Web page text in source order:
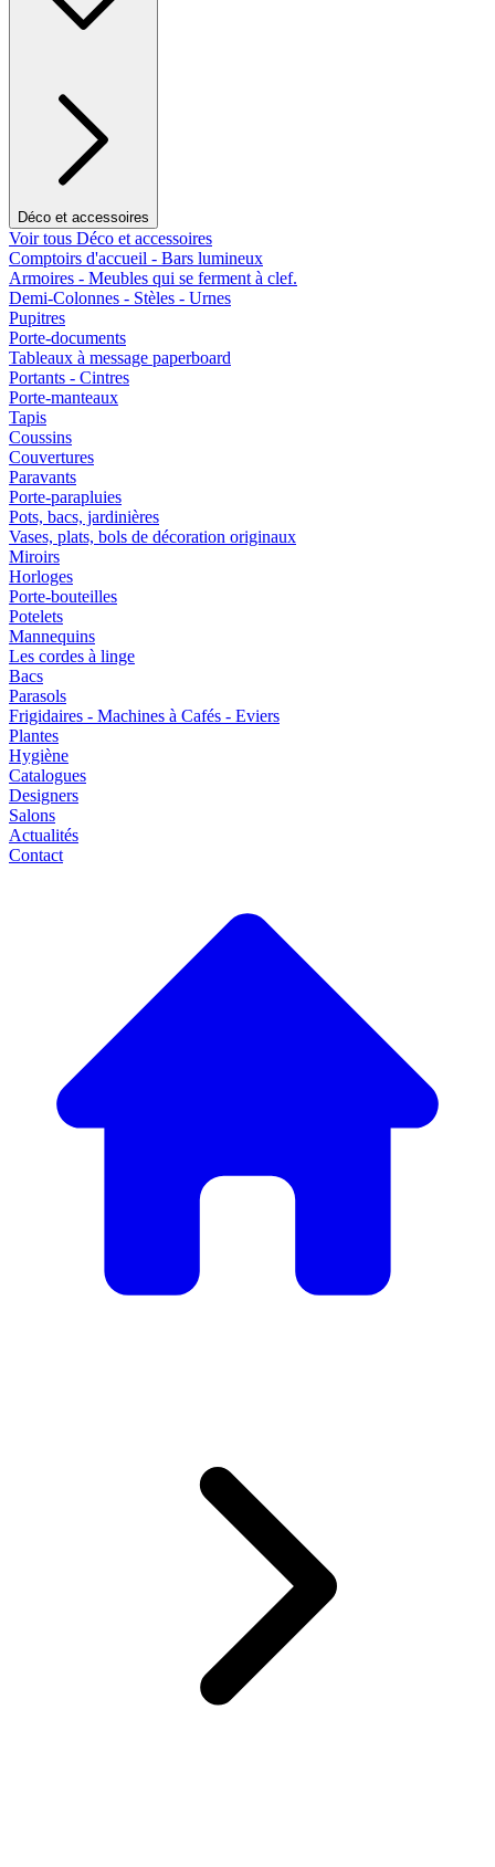
Déco et accessoires
Voir tous Déco et accessoires
Comptoirs d'accueil - Bars lumineux
Armoires - Meubles qui se ferment à clef.
Demi-Colonnes - Stèles - Urnes
Pupitres
Porte-documents
Tableaux à message paperboard
Portants - Cintres
Porte-manteaux
Tapis
Coussins
Couvertures
Paravants
Porte-parapluies
Pots, bacs, jardinières
Vases, plats, bols de décoration originaux
Miroirs
Horloges
Porte-bouteilles
Potelets
Mannequins
Les cordes à linge
Bacs
Parasols
Frigidaires - Machines à Cafés - Eviers
Plantes
Hygiène
Catalogues
Designers
Salons
Actualités
Contact